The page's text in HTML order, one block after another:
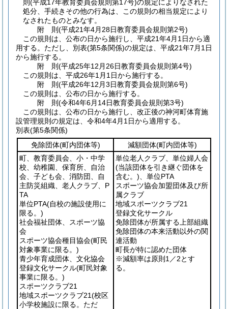
則 (平成17年教育委員会規則第17号)の規定によりなされた
処分、手続きその他の行為は、この規則の相当規定により
なされたものとみなす。
附 則(平成21年4月28日教育委員会規則第2号)
この規則は、公布の日から施行し、平成21年4月1日から適
用する。 ただし、別表(第5条関係)の規定は、平成21年7月1日
から施行する。
附 則(平成25年12月26日教育委員会規則第4号)
この規則は、平成26年1月1日から施行する。
附 則(平成26年12月3日教育委員会規則第6号)
この規則は、公布の日から施行する。
附 則(令和4年6月14日教育委員会規則第3号)
この規則は、公布の日から施行し、改正後の神河町体育施
設管理規則の規定は、令和4年4月1日から適用する。
別表(第5条関係)
免除団体(町内団体等) 減額団体(町内団体等)
町、教育委員会、小・中学
校、幼稚園、保育所、自治
会、子ども会、消防団、自
主防災組織、老人クラブ、P
TA
単位PTA(自校の施設使用に
限る。)
社会福祉団体、スポーツ協
会
スポーツ協会種目協会(町民
対象事業に限る。)
青少年育成団体、文化協会
登録文化サークル(町民対象
事業に限る。)
スポーツクラブ21
地域スポーツクラブ21(校区
小学校施設に限る。ただ
単位老人クラブ、単位婦人会
(当該団体を引き継ぐ団体を
含む。) 、単位PTA
スポーツ協会加盟団体及び所
属クラブ
地域スポーツクラブ21
登録文化サークル
免除団体が所属する上部組織
免除団体の本来活動以外の関
連活動
町長が特に認めた団体
※減額率は原則1／2とす
る。